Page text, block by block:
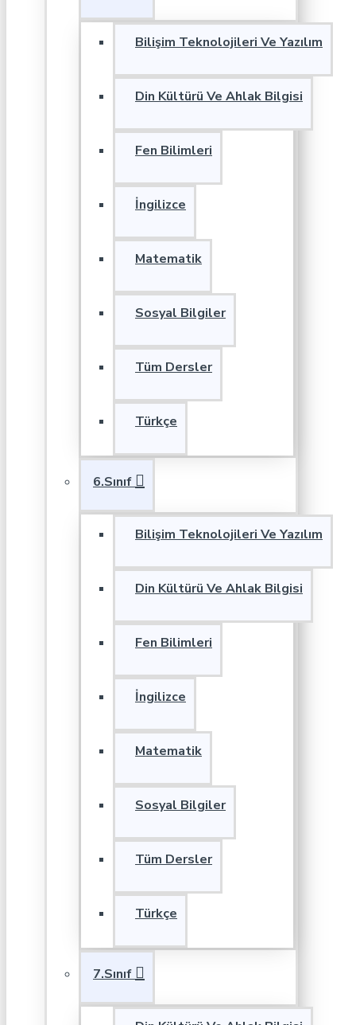
Bilişim Teknolojileri Ve Yazılım
Din Kültürü Ve Ahlak Bilgisi
Fen Bilimleri
İngilizce
Matematik
Sosyal Bilgiler
Tüm Dersler
Türkçe
6.Sınıf
Bilişim Teknolojileri Ve Yazılım
Din Kültürü Ve Ahlak Bilgisi
Fen Bilimleri
İngilizce
Matematik
Sosyal Bilgiler
Tüm Dersler
Türkçe
7.Sınıf